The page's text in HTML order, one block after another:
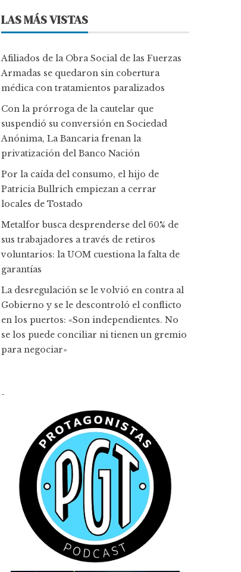
LAS MÁS VISTAS
Afiliados de la Obra Social de las Fuerzas
Armadas se quedaron sin cobertura
médica con tratamientos paralizados
Con la prórroga de la cautelar que
suspendió su conversión en Sociedad
Anónima, La Bancaria frenan la
privatización del Banco Nación
Por la caída del consumo, el hijo de
Patricia Bullrich empiezan a cerrar
locales de Tostado
Metalfor busca desprenderse del 60% de
sus trabajadores a través de retiros
voluntarios: la UOM cuestiona la falta de
garantías
La desregulación se le volvió en contra al
Gobierno y se le descontroló el conflicto
en los puertos: «Son independientes. No
se los puede conciliar ni tienen un gremio
para negociar»
-